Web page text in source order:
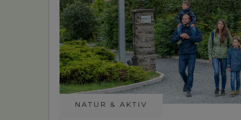
NATUR & AKTIV